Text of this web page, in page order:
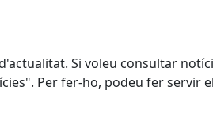
Si voleu consultar
Per fer-ho, podeu fer servir